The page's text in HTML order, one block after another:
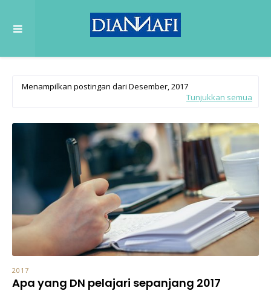
Menampilkan postingan dari Desember, 2017
Tunjukkan semua
2017
Apa yang DN pelajari sepanjang 2017